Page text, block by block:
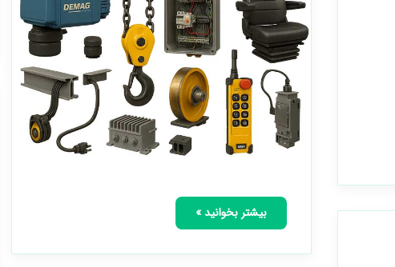
بیشتر بخوانید »